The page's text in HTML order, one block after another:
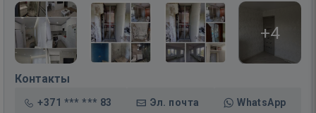
+4
Контакты
+371 *** *** 83 Эл. почта WhatsApp